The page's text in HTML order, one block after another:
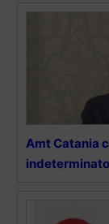
Amt Catania